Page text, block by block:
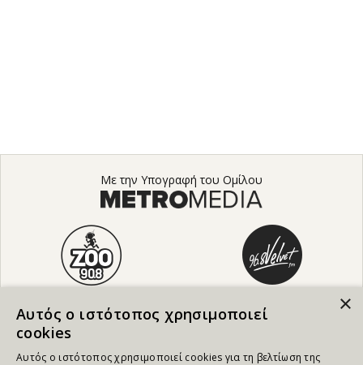
Με την Υπογραφή του Ομίλου
×
Αυτός ο ιστότοπος χρησιμοποιεί
cookies
Αυτός ο ιστότοπος χρησιμοποιεί cookies για τη βελτίωση της